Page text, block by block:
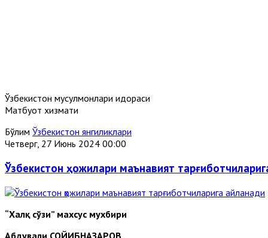
Ўзбекистон мусулмонлари идораси
Матбуот хизмати
Бўлим Ўзбекистон янгиликлари
Четверг, 27 Июнь 2024 00:00
Ўзбекистон ҳожилари маънавият
“Халқ сўзи” махсус мухбири
Абдували СОЙИБНАЗАРОВ